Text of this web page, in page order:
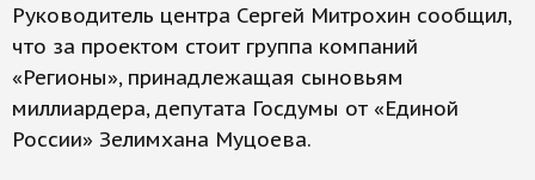
Руководитель центра Сергей Митрохин сообщил,
что за проектом стоит группа компаний
«Регионы», принадлежащая сыновьям
миллиардера, депутата Госдумы от «Единой
России» Зелимхана Муцоева.